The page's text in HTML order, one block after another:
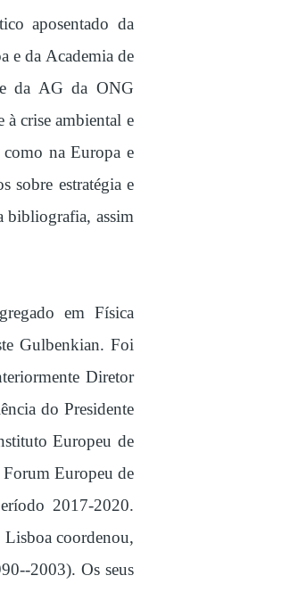
aposentado da
e da Academia de
da AG da ONG
crise ambiental e
na Europa e
sobre estratégia e
bibliografia, assim
em Física
Gulbenkian. Foi
Diretor
do Presidente
Europeu de
Europeu de
2017-2020.
Lisboa coordenou,
2003). Os seus